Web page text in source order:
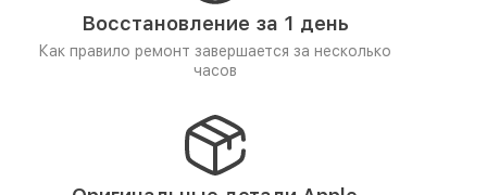
Восстановление за 1 день
Как правило ремонт завершается за несколько
часов